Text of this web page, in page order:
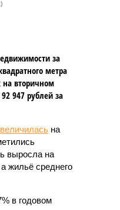
за
метра
на вторичном
947 рублей за
на
выросла на
жильё среднего
в годовом